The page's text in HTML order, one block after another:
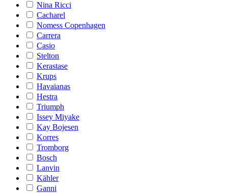
Nina Ricci
Cacharel
Nomess Copenhagen
Carrera
Casio
Stelton
Kerastase
Krups
Havaianas
Hestra
Triumph
Issey Miyake
Kay Bojesen
Korres
Tromborg
Bosch
Lanvin
Kähler
Ganni